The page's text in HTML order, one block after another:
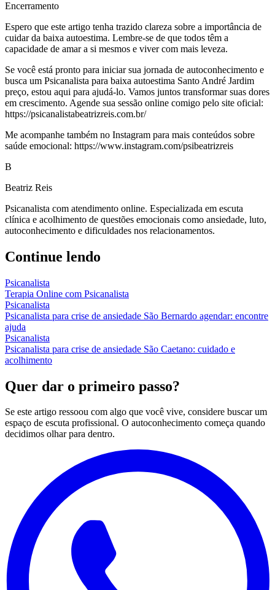
Encerramento
Espero que este artigo tenha trazido clareza sobre a importância de
cuidar da baixa autoestima. Lembre-se de que todos têm a
capacidade de amar a si mesmos e viver com mais leveza.
Se você está pronto para iniciar sua jornada de autoconhecimento e
busca um Psicanalista para baixa autoestima Santo André Jardim
preço, estou aqui para ajudá-lo. Vamos juntos transformar suas dores
em crescimento. Agende sua sessão online comigo pelo site oficial:
https://psicanalistabeatrizreis.com.br/
Me acompanhe também no Instagram para mais conteúdos sobre
saúde emocional: https://www.instagram.com/psibeatrizreis
B
Beatriz Reis
Psicanalista com atendimento online. Especializada em escuta
clínica e acolhimento de questões emocionais como ansiedade, luto,
autoconhecimento e dificuldades nos relacionamentos.
Continue lendo
Psicanalista
Terapia Online com Psicanalista
Psicanalista
Psicanalista para crise de ansiedade São Bernardo agendar: encontre
ajuda
Psicanalista
Psicanalista para crise de ansiedade São Caetano: cuidado e
acolhimento
Quer dar o primeiro passo?
Se este artigo ressoou com algo que você vive, considere buscar um
espaço de escuta profissional. O autoconhecimento começa quando
decidimos olhar para dentro.